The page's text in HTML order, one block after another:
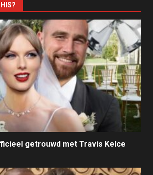
getrouwd met Travis Kelce